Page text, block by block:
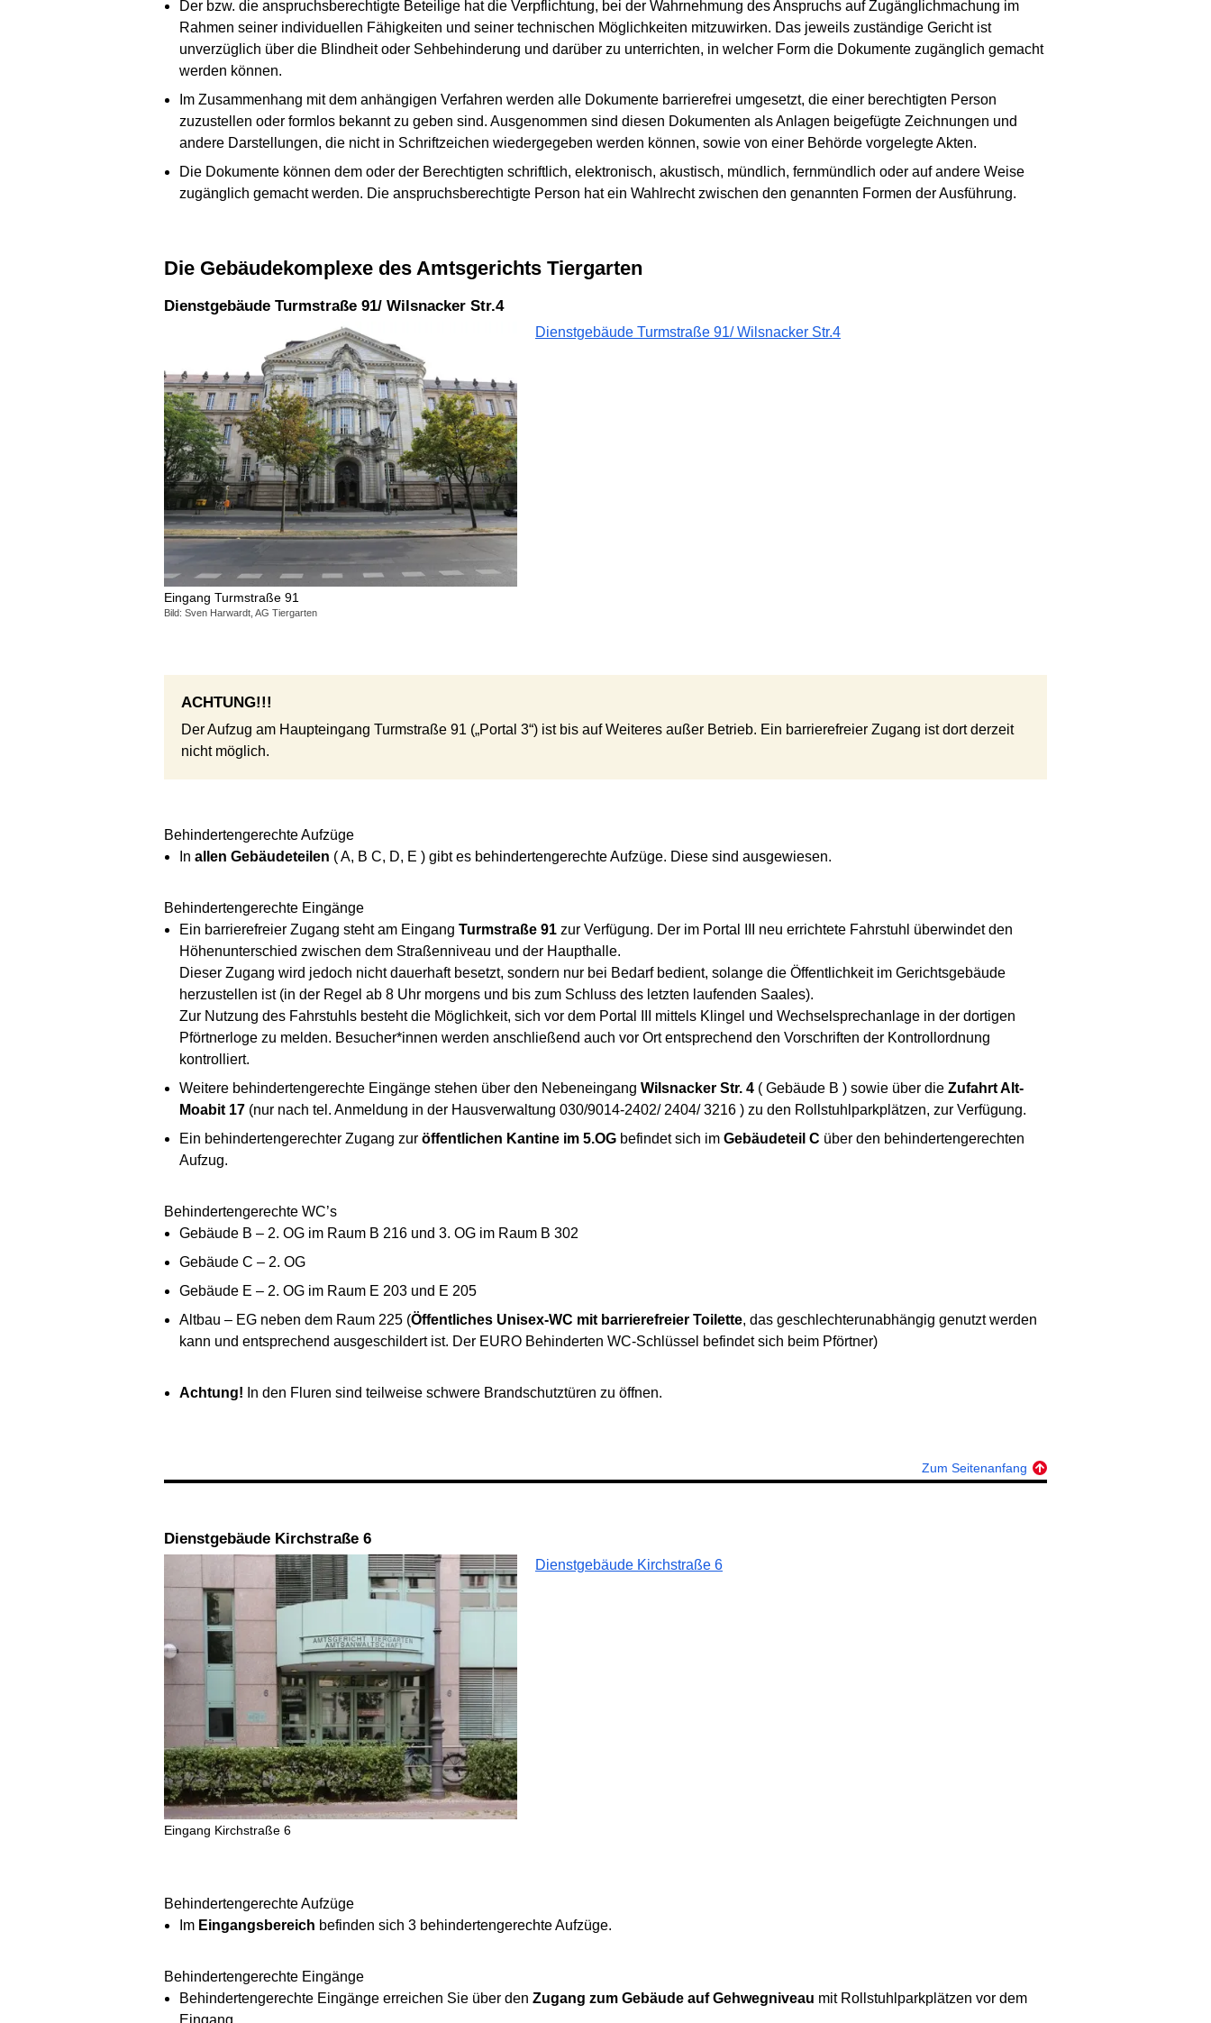
Der bzw. die anspruchsberechtigte Beteilige hat die Verpflichtung, bei der Wahrnehmung des Anspruchs auf Zugänglichmachung im
Rahmen seiner individuellen Fähigkeiten und seiner technischen Möglichkeiten mitzuwirken. Das jeweils zuständige Gericht ist
unverzüglich über die Blindheit oder Sehbehinderung und darüber zu unterrichten, in welcher Form die Dokumente zugänglich gemacht
werden können.
Im Zusammenhang mit dem anhängigen Verfahren werden alle Dokumente barrierefrei umgesetzt, die einer berechtigten Person
zuzustellen oder formlos bekannt zu geben sind. Ausgenommen sind diesen Dokumenten als Anlagen beigefügte Zeichnungen und
andere Darstellungen, die nicht in Schriftzeichen wiedergegeben werden können, sowie von einer Behörde vorgelegte Akten.
Die Dokumente können dem oder der Berechtigten schriftlich, elektronisch, akustisch, mündlich, fernmündlich oder auf andere Weise
zugänglich gemacht werden. Die anspruchsberechtigte Person hat ein Wahlrecht zwischen den genannten Formen der Ausführung.
Die Gebäudekomplexe des Amtsgerichts Tiergarten
Dienstgebäude Turmstraße 91/ Wilsnacker Str.4
Eingang Turmstraße 91
Bild: Sven Harwardt, AG Tiergarten
Dienstgebäude Turmstraße 91/ Wilsnacker Str.4
ACHTUNG!!!
Der Aufzug am Haupteingang Turmstraße 91 („Portal 3“) ist bis auf Weiteres außer Betrieb. Ein barrierefreier Zugang ist dort derzeit
nicht möglich.
Behindertengerechte Aufzüge
In allen Gebäudeteilen ( A, B C, D, E ) gibt es behindertengerechte Aufzüge. Diese sind ausgewiesen.
Behindertengerechte Eingänge
Ein barrierefreier Zugang steht am Eingang Turmstraße 91 zur Verfügung. Der im Portal III neu errichtete Fahrstuhl überwindet den
Höhenunterschied zwischen dem Straßenniveau und der Haupthalle.
Dieser Zugang wird jedoch nicht dauerhaft besetzt, sondern nur bei Bedarf bedient, solange die Öffentlichkeit im Gerichtsgebäude
herzustellen ist (in der Regel ab 8 Uhr morgens und bis zum Schluss des letzten laufenden Saales).
Zur Nutzung des Fahrstuhls besteht die Möglichkeit, sich vor dem Portal III mittels Klingel und Wechselsprechanlage in der dortigen
Pförtnerloge zu melden. Besucher*innen werden anschließend auch vor Ort entsprechend den Vorschriften der Kontrollordnung
kontrolliert.
Weitere behindertengerechte Eingänge stehen über den Nebeneingang Wilsnacker Str. 4 ( Gebäude B ) sowie über die Zufahrt Alt-
Moabit 17 (nur nach tel. Anmeldung in der Hausverwaltung 030/9014-2402/ 2404/ 3216 ) zu den Rollstuhlparkplätzen, zur Verfügung.
Ein behindertengerechter Zugang zur öffentlichen Kantine im 5.OG befindet sich im Gebäudeteil C über den behindertengerechten
Aufzug.
Behindertengerechte WC’s
Gebäude B – 2. OG im Raum B 216 und 3. OG im Raum B 302
Gebäude C – 2. OG
Gebäude E – 2. OG im Raum E 203 und E 205
Altbau – EG neben dem Raum 225 (Öffentliches Unisex-WC mit barrierefreier Toilette, das geschlechterunabhängig genutzt werden
kann und entsprechend ausgeschildert ist. Der EURO Behinderten WC-Schlüssel befindet sich beim Pförtner)
Achtung! In den Fluren sind teilweise schwere Brandschutztüren zu öffnen.
Zum Seitenanfang
Dienstgebäude Kirchstraße 6
Eingang Kirchstraße 6
Dienstgebäude Kirchstraße 6
Behindertengerechte Aufzüge
Im Eingangsbereich befinden sich 3 behindertengerechte Aufzüge.
Behindertengerechte Eingänge
Behindertengerechte Eingänge erreichen Sie über den Zugang zum Gebäude auf Gehwegniveau mit Rollstuhlparkplätzen vor dem
Eingang.